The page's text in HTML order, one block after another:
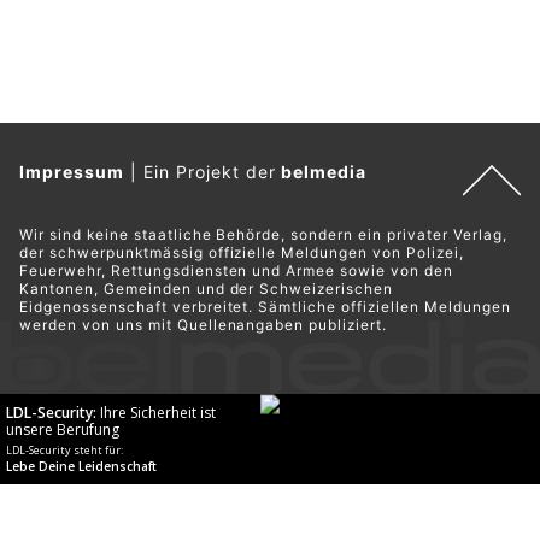
Impressum Ein Projekt derbelmedia
Wir sind keine staatliche Behörde, sondern ein privater Verlag,
der schwerpunktmässig offizielle Meldungen von Polizei,
Feuerwehr, Rettungsdiensten und Armee sowie von den
Kantonen, Gemeinden und der Schweizerischen
Eidgenossenschaft verbreitet. Sämtliche offiziellen Meldungen
werden von uns mit Quellenangaben publiziert.